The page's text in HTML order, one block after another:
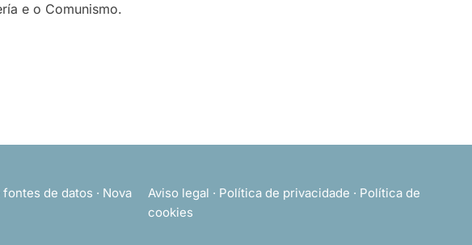
e o Comunismo.
de datos · Nova
Aviso legal · Política de privacidade · Política de
cookies